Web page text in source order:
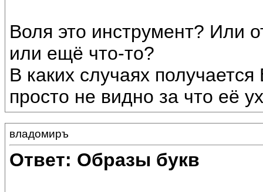
Воля это инструмент? Или
или ещё что-то?
В каких случаях
просто не видно за что её
владомиръ
Ответ: Образы букв